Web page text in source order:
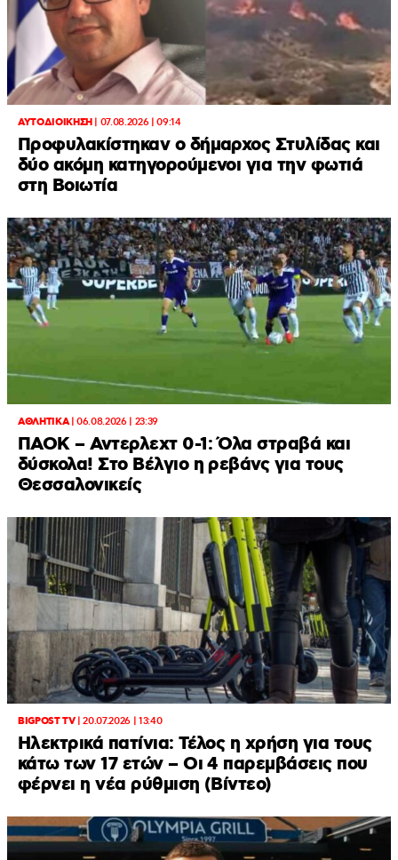
ΑΥΤΟΔΙΟΙΚΗΣΗ| 07.08.2026 | 09:14
Προφυλακίστηκαν ο δήμαρχος Στυλίδας και
δύο ακόμη κατηγορούμενοι για την φωτιά
στη Βοιωτία
ΑΘΛΗΤΙΚΑ|06.08.2026 | 23:39
ΠΑΟΚ – Αντερλεχτ 0-1: Όλα στραβά και
δύσκολα! Στο Βέλγιο η ρεβάνς για τους
Θεσσαλονικείς
BIGPOST TV|20.07.2026 | 13:40
Ηλεκτρικά πατίνια: Τέλος η χρήση για τους
κάτω των 17 ετών – Οι 4 παρεμβάσεις που
φέρνει η νέα ρύθμιση (Βίντεο)